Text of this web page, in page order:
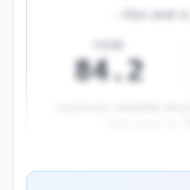
Pour avoir à
84.2